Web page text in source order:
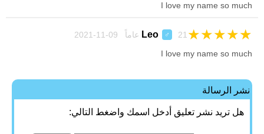
I love my name so much
Leo ♂ 21 عاماً 09-11-2021 ★
★
★
★
★
I love my name so much
نشر الرسالة
هل تريد نشر تعليق أدخل اسمك واضغط التالي: